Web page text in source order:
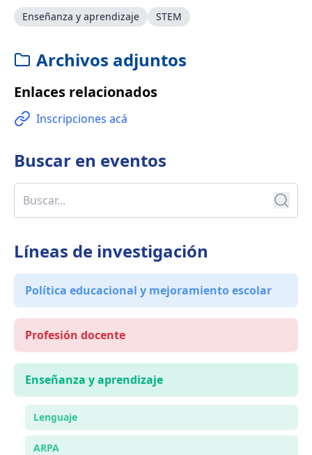
Enseñanza y aprendizaje STEM
Archivos adjuntos
Enlaces relacionados
Inscripciones acá
Buscar en eventos
Líneas de investigación
Política educacional y mejoramiento escolar
Profesión docente
Enseñanza y aprendizaje
Lenguaje
ARPA